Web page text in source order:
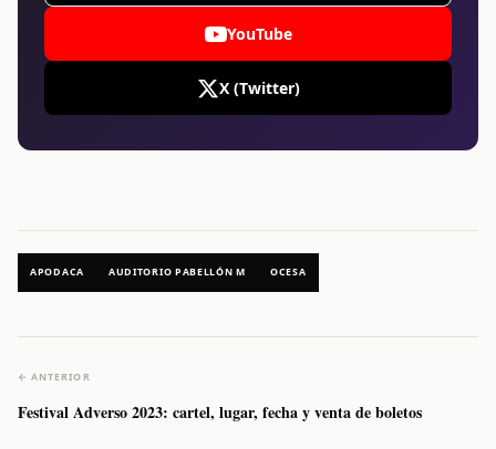
YouTube
X (Twitter)
APODACA AUDITORIO PABELLÓN M OCESA
← ANTERIOR
Festival Adverso 2023: cartel, lugar, fecha y venta de boletos